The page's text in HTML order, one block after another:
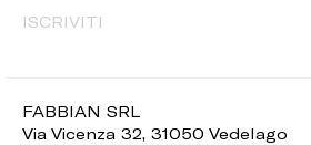
FABBIAN SRL
Via Vicenza 32, 31050 Vedelago
ISCRIVITI